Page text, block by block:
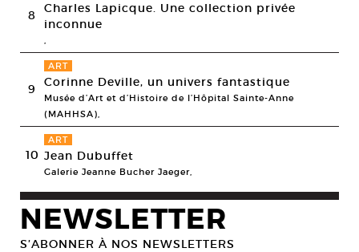
8
Charles Lapicque. Une collection privée
inconnue
,
9
ART
Corinne Deville, un univers fantastique
Musée d’Art et d’Histoire de l’Hôpital Sainte-Anne
(MAHHSA),
10
ART
Jean Dubuffet
Galerie Jeanne Bucher Jaeger,
NEWSLETTER
S’ABONNER À NOS NEWSLETTERS